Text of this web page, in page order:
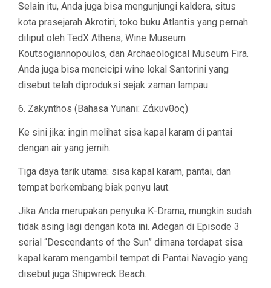
Selain itu, Anda juga bisa mengunjungi kaldera, situs
kota prasejarah Akrotiri, toko buku Atlantis yang pernah
diliput oleh TedX Athens, Wine Museum
Koutsogiannopoulos, dan Archaeological Museum Fira.
Anda juga bisa mencicipi wine lokal Santorini yang
disebut telah diproduksi sejak zaman lampau.
6. Zakynthos (Bahasa Yunani: Ζάκυνθος)
Ke sini jika: ingin melihat sisa kapal karam di pantai
dengan air yang jernih.
Tiga daya tarik utama: sisa kapal karam, pantai, dan
tempat berkembang biak penyu laut.
Jika Anda merupakan penyuka K-Drama, mungkin sudah
tidak asing lagi dengan kota ini. Adegan di Episode 3
serial “Descendants of the Sun” dimana terdapat sisa
kapal karam mengambil tempat di Pantai Navagio yang
disebut juga Shipwreck Beach.